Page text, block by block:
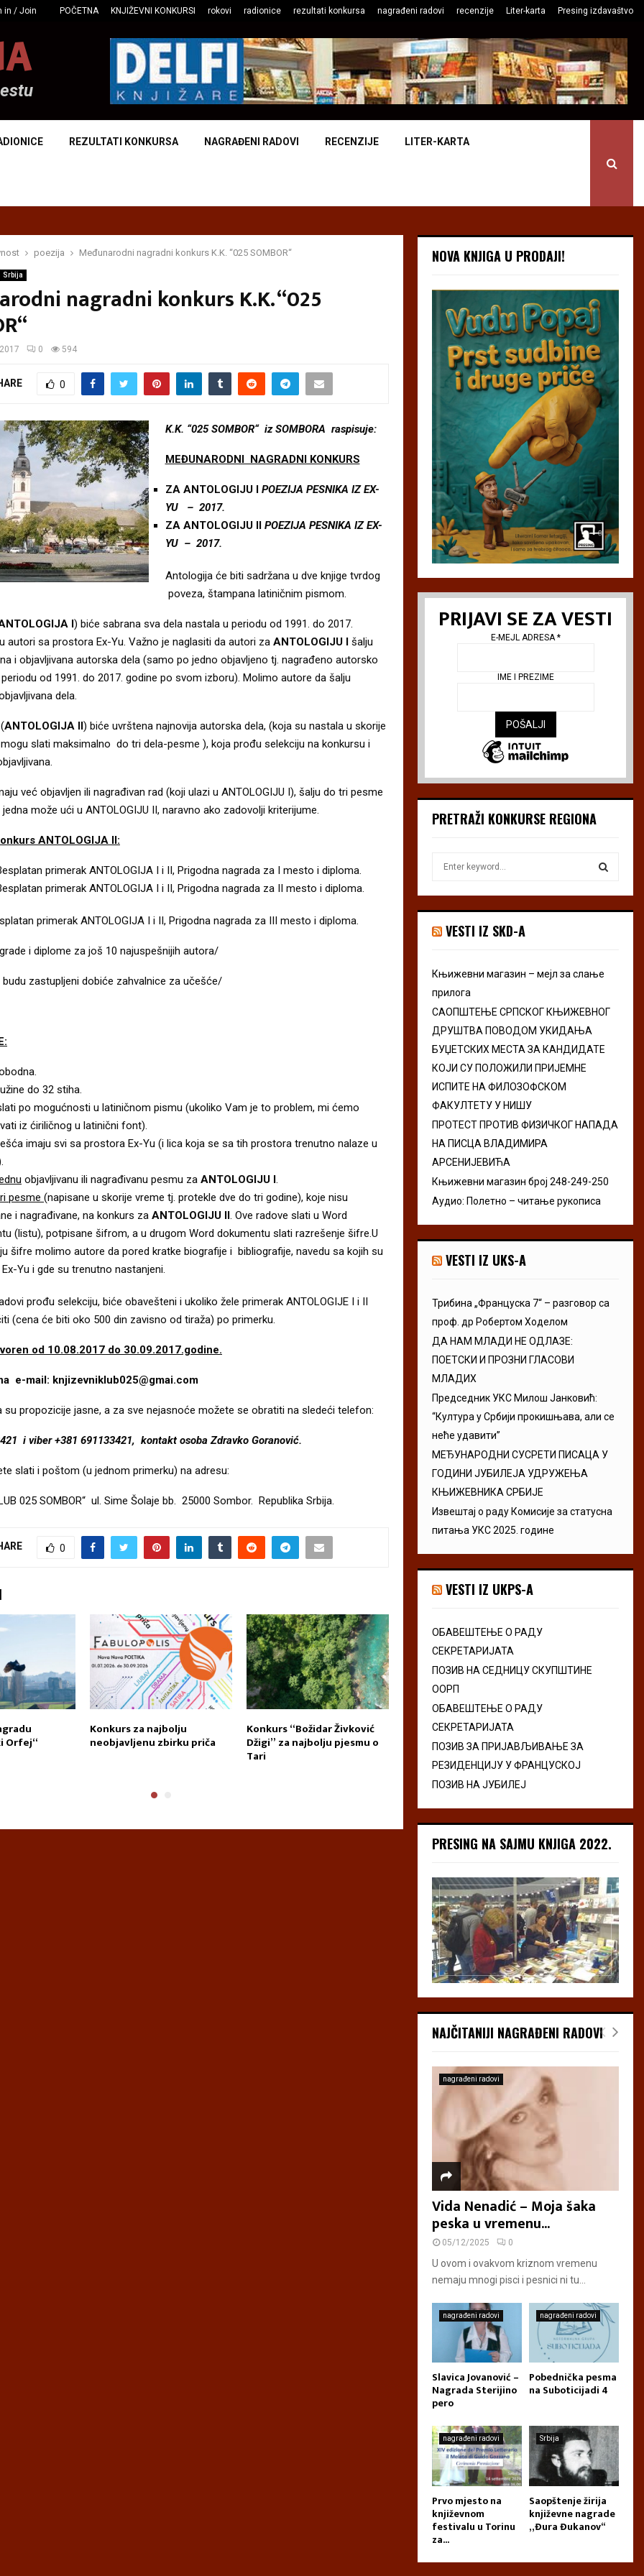
in / Join POČETNA KNJIŽEVNI KONKURSI rokovi radionice rezultati konkursa nagrađeni radovi recenzije Liter-karta Presing izdavaštvo
REZULTATI KONKURSA NAGRAĐENI RADOVI RECENZIJE LITER-KARTA
poezija Međunarodni nagradni konkurs K.K. “025 SOMBOR“
Srbija
nagradni konkurs K.K. “025
0 594
0
K.K. “025 SOMBOR“ iz SOMBORA raspisuje:
MEĐUNARODNI NAGRADNI KONKURS
ZA ANTOLOGIJU I POEZIJA PESNIKA IZ EX-
YU – 2017.
ZA ANTOLOGIJU II POEZIJA PESNIKA IZ EX-
YU – 2017.
Antologija će biti sadržana u dve knjige tvrdog
poveza, štampana latiničnim pismom.
I) biće sabrana sva dela nastala u periodu od 1991. do 2017.
autori sa prostora Ex-Yu. Važno je naglasiti da autori za ANTOLOGIJU I šalju
i objavljivana autorska dela (samo po jedno objavljeno tj. nagrađeno autorsko
od 1991. do 2017. godine po svom izboru). Molimo autore da šalju
dela.
ANTOLOGIJA II) biće uvrštena najnovija autorska dela, (koja su nastala u skorije
slati maksimalno do tri dela-pesme ), koja prođu selekciju na konkursu i
već objavljen ili nagrađivan rad (koji ulazi u ANTOLOGIJU I), šalju do tri pesme
može ući u ANTOLOGIJU II, naravno ako zadovolji kriterijume.
ANTOLOGIJA II:
primerak ANTOLOGIJA I i II, Prigodna nagrada za I mesto i diploma.
primerak ANTOLOGIJA I i II, Prigodna nagrada za II mesto i diploma.
primerak ANTOLOGIJA I i II, Prigodna nagrada za III mesto i diploma.
i diplome za još 10 najuspešnijih autora/
zastupljeni dobiće zahvalnice za učešće/
do 32 stiha.
po mogućnosti u latiničnom pismu (ukoliko Vam je to problem, mi ćemo
iz ćiriličnog u latinični font).
imaju svi sa prostora Ex-Yu (i lica koja se sa tih prostora trenutno nalaze u
objavljivanu ili nagrađivanu pesmu za ANTOLOGIJU I
pesme (napisane u skorije vreme tj. protekle dve do tri godine), koje nisu
i nagrađivane, na konkurs za ANTOLOGIJU II . Ove radove slati u Word
(listu), potpisane šifrom, a u drugom Word dokumentu slati razrešenje šifre.U
šifre molimo autore da pored kratke biografije i bibliografije, navedu sa kojih su
Yu i gde su trenutno nastanjeni.
prođu selekciju, biće obavešteni i ukoliko žele primerak ANTOLOGIJE I i II
(cena će biti oko 500 din zavisno od tiraža) po primerku.
od 10.08.2017 do 30.09.2017.godine.
e-mail: knjizevniklub025@gmai.com
su propozicije jasne, a za sve nejasnoće možete se obratiti na sledeći telefon:
i viber +381 691133421, kontakt osoba Zdravko Goranović.
slati i poštom (u jednom primerku) na adresu:
025 SOMBOR“ ul. Sime Šolaje bb. 25000 Sombor. Republika Srbija.
0
Orfej“
Konkurs za najbolju
neobjavljenu zbirku priča
Konkurs “Božidar Živković
Džigi” za najbolju pjesmu o
Tari
Приказ романа „Крик“ Ане
Атанасковић Pljevlja 2026
NOVA KNJIGA U PRODAJI!
PRIJAVI SE ZA VESTI
E-MEJL ADRESA*
IME I PREZIME
PRETRAŽI KONKURSE REGIONA
h
r
:
S
C
VESTI IZ SKD-A
Књижевни магазин – мејл за слање
прилога
САОПШТЕЊЕ СРПСКОГ КЊИЖЕВНОГ
ДРУШТВА ПОВОДОМ УКИДАЊА
БУЏЕТСКИХ МЕСТА ЗА КАНДИДАТЕ
КОЈИ СУ ПОЛОЖИЛИ ПРИЈЕМНЕ
ИСПИТЕ НА ФИЛОЗОФСКОМ
ФАКУЛТЕТУ У НИШУ
ПРОТЕСТ ПРОТИВ ФИЗИЧКОГ НАПАДА
НА ПИСЦА ВЛАДИМИРА
АРСЕНИЈЕВИЋА
Књижевни магазин број 248-249-250
Аудио: Полетно – читање рукописа
VESTI IZ UKS-A
Трибина „Француска 7“ – разговор са
проф. др Робертом Ходелом
ДА НАМ МЛАДИ НЕ ОДЛАЗЕ:
ПОЕТСКИ И ПРОЗНИ ГЛАСОВИ
МЛАДИХ
Председник УКС Милош Јанковић:
“Култура у Србији прокишњава, али се
неће удавити”
МЕЂУНАРОДНИ СУСРЕТИ ПИСАЦА У
ГОДИНИ ЈУБИЛЕЈА УДРУЖЕЊА
КЊИЖЕВНИКА СРБИЈЕ
Извештај о раду Комисије за статусна
питања УКС 2025. године
VESTI IZ UKPS-A
ОБАВЕШТЕЊЕ О РАДУ
СЕКРЕТАРИЈАТА
ПОЗИВ НА СЕДНИЦУ СКУПШТИНЕ
ООРП
ОБАВЕШТЕЊЕ О РАДУ
СЕКРЕТАРИЈАТА
ПОЗИВ ЗА ПРИЈАВЉИВАЊЕ ЗА
РЕЗИДЕНЦИЈУ У ФРАНЦУСКОЈ
ПОЗИВ НА ЈУБИЛЕЈ
PRESING NA SAJMU KNJIGA 2022.
NAJČITANIJI NAGRAĐENI RADOVI
nagrađeni radovi
Vida Nenadić – Moja šaka
peska u vremenu...
05/12/2025 0
U ovom i ovakvom kriznom vremenu
nemaju mnogi pisci i pesnici ni tu...
nagrađeni radovi
Slavica Jovanović –
Nagrada Sterijino
pero
nagrađeni radovi
Pobednička pesma
na Suboticijadi 4
nagrađeni radovi
Prvo mjesto na
književnom
festivalu u Torinu
za...
Srbija
Saopštenje žirija
književne nagrade
„Đura Đukanov“